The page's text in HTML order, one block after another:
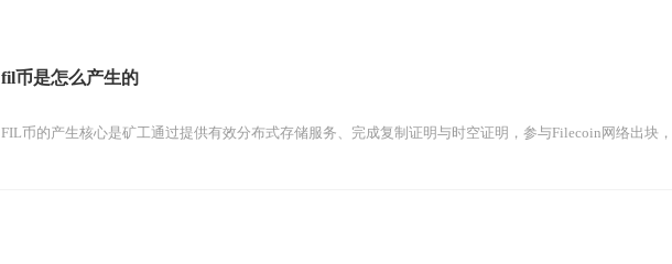
fil币是怎么产生的
FIL币的产生核心是矿工通过提供有效分布式存储服务、完成复制证明与时空证明，参与Filecoin网络出块，